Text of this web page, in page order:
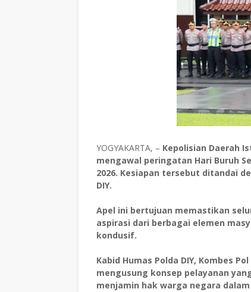
YOGYAKARTA, – Kepolisian Daerah
mengawal peringatan Hari Buruh
2026. Kesiapan tersebut ditandai
DIY.
Apel ini bertujuan memastikan
aspirasi dari berbagai elemen
kondusif.
Kabid Humas Polda DIY, Kombes
mengusung konsep pelayanan
menjamin hak warga negara